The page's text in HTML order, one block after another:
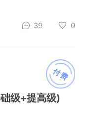
39 0
付费
级+提高级)